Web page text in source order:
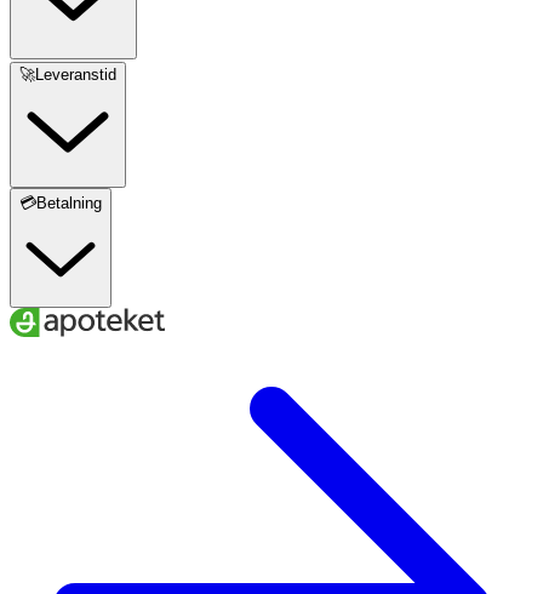
🚀Leveranstid
💳Betalning